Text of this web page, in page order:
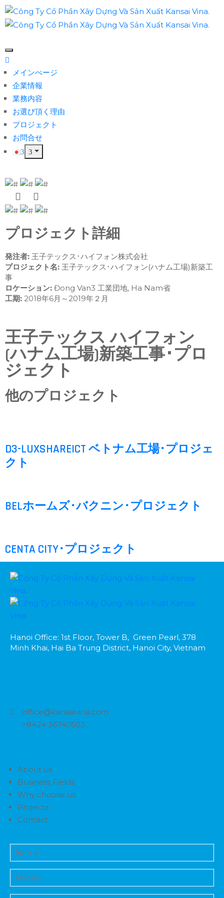
メインぺージ
企業情報
業務内容
お選び頂く理由
プロジェクト
お問合せ
プロジェクト詳細
発注者: 王子テックス･ハイフォン株式会社
プロジェクト名: 王子テックス･ハイフォン(ハナム工場)新築工
事
ロケーション: Đong Van3 工業団地, Ha Nam省
工期: 2018年6月～2019年２月
王子テックス ハイフォン
(ハナム工場)新築工事･プロ
ジェクト
他のプロジェクト
D3-LUXSHAREICT ベトナム工場･プロジェ
クト
BELホームズ･バクニン･プロジェクト
CENTA CITY･プロジェクト
Hanoi Office: 1st Floor, Tower B, Green Pearl, 378
Minh Khai, Hai Ba Trung District, Hanoi City, Vietnam
office@kansaivina.com
+8424 36740503
About us
Business Fields
Why choose us
Projects
Contact